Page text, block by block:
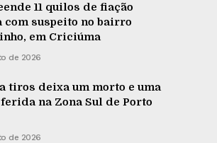
11 quilos de fiação
com suspeito no bairro
em Criciúma
de 2026
tiros deixa um morto e uma
na Zona Sul de Porto
de 2026